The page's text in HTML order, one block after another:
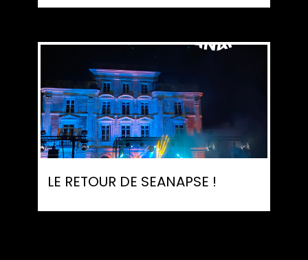
LE RETOUR DE SEANAPSE !